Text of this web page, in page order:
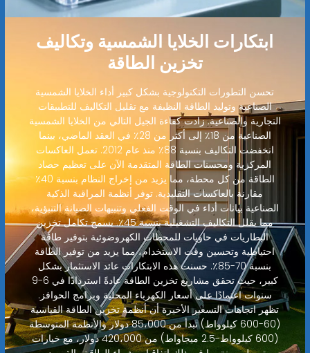
ابتكارات الخلايا الشمسية وتكاليف
تخزين الطاقة
تحسن التطورات التكنولوجية بشكل كبير أداء الخلايا الشمسية
الصناعية وتوليد الطاقة النظيفة مع تقليل التكاليف للتطبيقات
التجارية والصناعية. زادت كفاءة الجيل التالي من الخلايا الشمسية
الصناعية من 18٪ إلى أكثر من 28٪ في العقد الماضي، بينما
انخفضت التكاليف بنسبة 88٪ منذ عام 2012. تعمل العاكسات
المركزية ومحسنات الطاقة المتقدمة الآن على تعظيم حصاد
الطاقة من كل محطة، مما يزيد من إخراج النظام بنسبة 40٪
مقارنة بالعاكسات التقليدية. توفر أنظمة المراقبة الذكية
الصناعية بيانات أداء في الوقت الفعلي وتنبيهات الصيانة التنبؤية،
مما يقلل التكاليف التشغيلية بنسبة 45٪. يسمح تكامل تخزين
البطاريات في حاويات للمحطات الكهروضوئية بتوفير طاقة
احتياطية وتحسين وقت الاستخدام، مما يزيد من توفير الطاقة
بنسبة 70-85٪. حسنت هذه الابتكارات عائد الاستثمار بشكل
كبير، حيث تحقق مشاريع تخزين الطاقة عادةً استردادًا في 6-9
سنوات اعتمادًا على أسعار الكهرباء المحلية وبرامج الحوافز.
تظهر اتجاهات التسعير الأخيرة أن أنظمة تخزين الطاقة القياسية
(60-600 كيلوواط) تبدأ من 85،000 دولار والأنظمة المتوسطة
(600 كيلوواط-2.5 ميجاواط) من 420،000 دولار، مع خيارات